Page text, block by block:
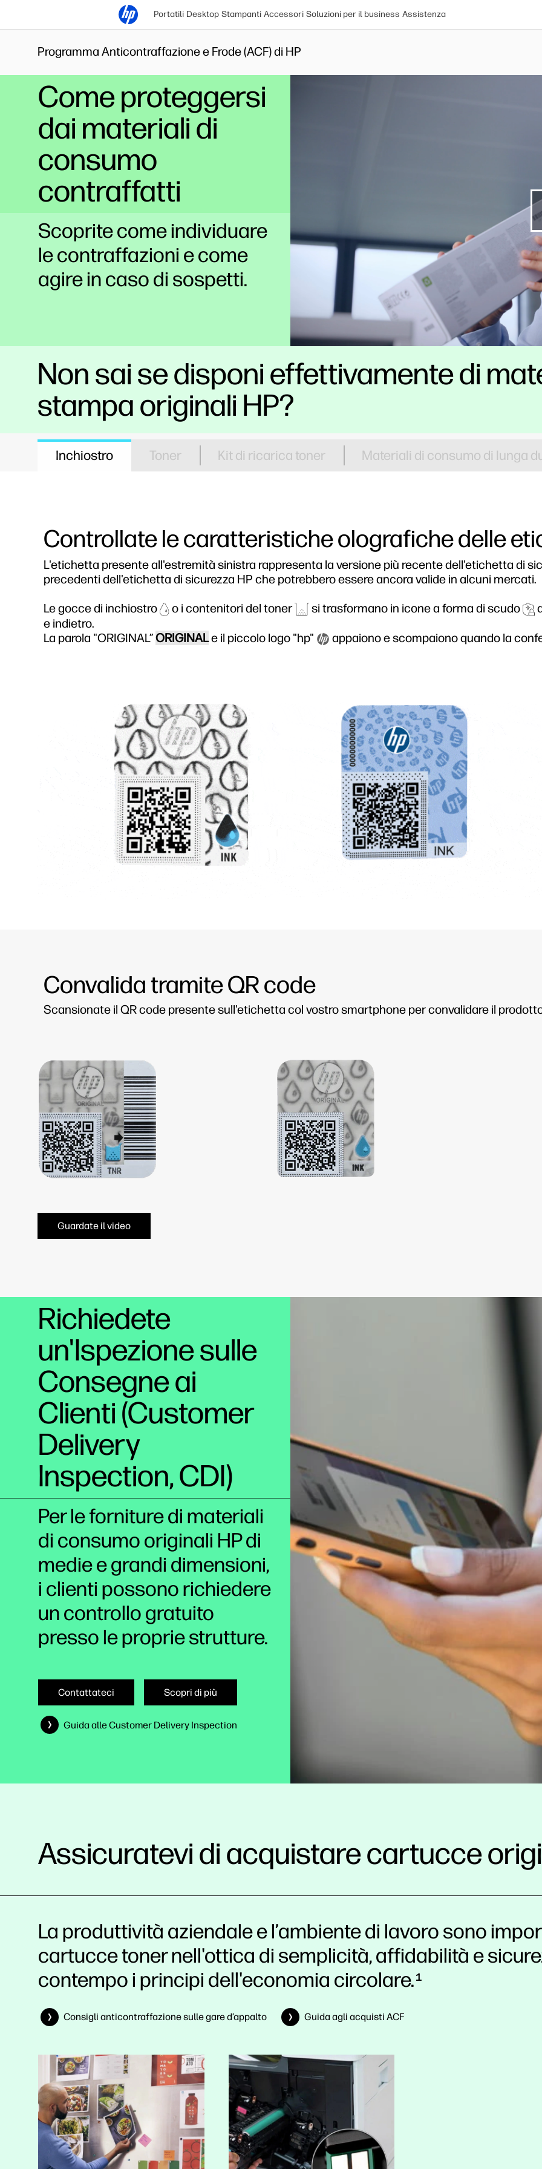
Portatili Desktop Stampanti Accessori Soluzioni per il business Assistenza
Programma Anticontraffazione e Frode (ACF) di HP
Come proteggersi
dai materiali di
consumo
contraffatti
Scoprite come individuare
le contraffazioni e come
agire in caso di sospetti.
Non sai se disponi effettivamente di
stampa originali HP?
Inchiostro Toner Kit di ricarica toner Materiali di consumo di lunga
Controllate le caratteristiche olografiche delle
L'etichetta presente all'estremità sinistra rappresenta la versione più recente dell'etichetta di
precedenti dell'etichetta di sicurezza HP che potrebbero essere ancora valide in alcuni mercati.
Le gocce di inchiostro
o i contenitori del toner si trasformano in icone a forma di scudo
e indietro.
La parola "ORIGINAL”ORIGINALe il piccolo logo "hp" appaiono e scompaiono quando la
Convalida tramite QR code
Scansionate il QR code presente sull'etichetta col vostro smartphone per convalidare il
Guardate il video
Richiedete
un'Ispezione sulle
Consegne ai
Clienti (Customer
Delivery
Inspection, CDI)
Per le forniture di materiali
di consumo originali HP di
medie e grandi dimensioni,
i clienti possono richiedere
un controllo gratuito
presso le proprie strutture.
Contattateci Scopri di più
Guida alle Customer Delivery Inspection
Assicuratevi di acquistare cartucce
La produttività aziendale e l’ambiente di lavoro sono
cartucce toner nell'ottica di semplicità, affidabilità e
contempo i principi dell'economia circolare. 1
Consigli anticontraffazione sulle gare d’appalto Guida agli acquisti ACF